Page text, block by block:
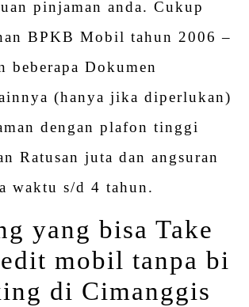
pinjaman anda. Cukup
BPKB Mobil tahun 2006 –
beberapa Dokumen
(hanya jika diperlukan)
dengan plafon tinggi
Ratusan juta dan angsuran
waktu s/d 4 tahun.
yang bisa Take
mobil tanpa bi
di Cimanggis